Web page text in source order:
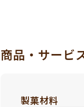
商品・サービ
製菓材料